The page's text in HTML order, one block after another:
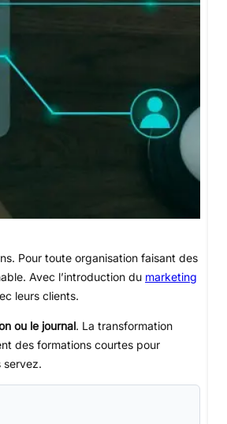
Pour toute organisation faisant des
Avec l’introduction du marketing
leurs clients.
ou le journal. La transformation
des formations courtes pour
servez.